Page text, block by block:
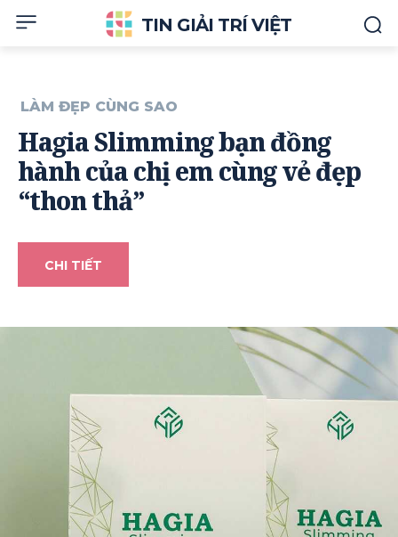
TIN GIẢI TRÍ VIỆT
LÀM ĐẸP CÙNG SAO
Hagia Slimming bạn đồng
hành của chị em cùng vẻ đẹp
“thon thả”
CHI TIẾT